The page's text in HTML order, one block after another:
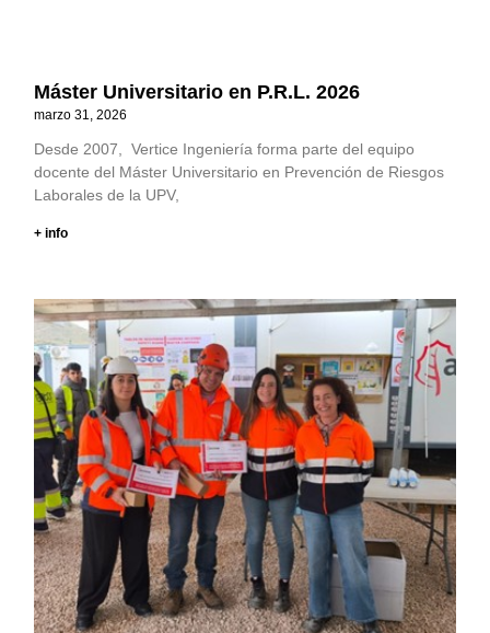
Máster Universitario en P.R.L. 2026
marzo 31, 2026
Desde 2007, Vertice Ingeniería forma parte del equipo
docente del Máster Universitario en Prevención de Riesgos
Laborales de la UPV,
+ info